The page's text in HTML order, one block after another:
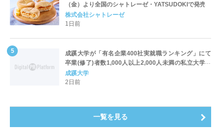
（金）より全国のシャトレーゼ・YATSUDOKIで発売
株式会社シャトレーゼ
1日前
成蹊大学が「有名企業400社実就職ランキング」にて
卒業(修了)者数1,000人以上2,000人未満の私立大学で
全国第1位を獲得！～実就職率は26.5%（前年比＋
4.3pt）に伸長、東京の私立大学でも10位にランクイン
成蹊大学
2日前
一覧を見る